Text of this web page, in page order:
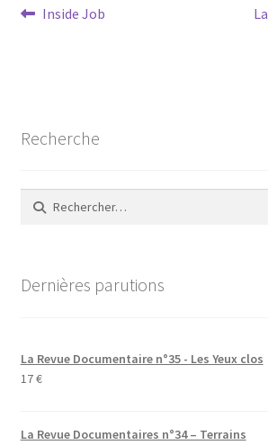
Navigation
Article
Inside Job
Recherche
Rechercher :
Dernières parutions
La Revue Documentaire n°35 - Les Yeux clos
17€
La Revue Documentaires n°34 – Terrains